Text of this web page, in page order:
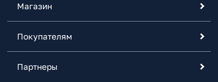
Магазин
Покупателям
Партнеры